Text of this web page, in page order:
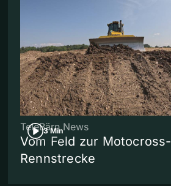
3 Min
TeleBärn News
Vom Feld zur Motocross-
Rennstrecke